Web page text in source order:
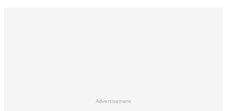
Advertisement